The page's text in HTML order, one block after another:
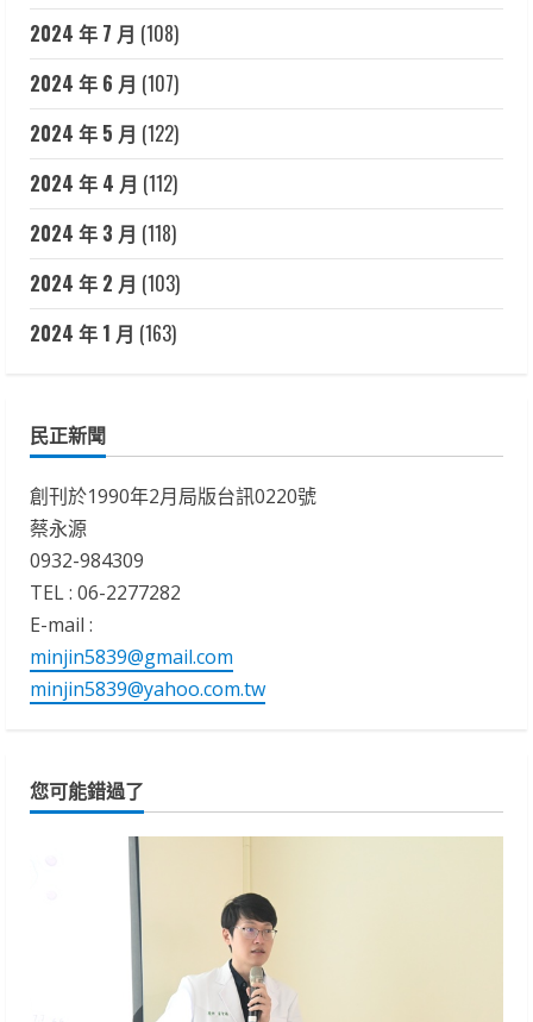
2024 年 7 月 (108)
2024 年 6 月 (107)
2024 年 5 月 (122)
2024 年 4 月 (112)
2024 年 3 月 (118)
2024 年 2 月 (103)
2024 年 1 月 (163)
民正新聞
創刊於1990年2月局版台訊0220號
蔡永源
0932-984309
TEL : 06-2277282
E-mail :
minjin5839@gmail.com
minjin5839@yahoo.com.tw
您可能錯過了